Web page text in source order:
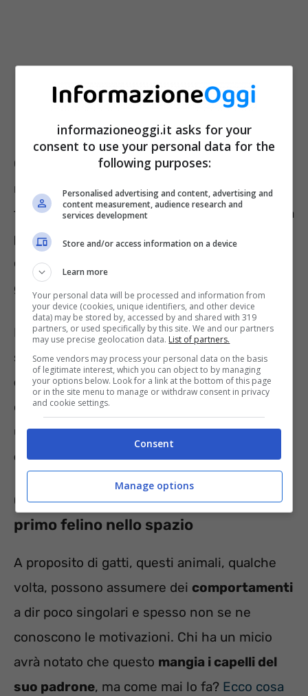
Chi ha un micio in casa avrà sicuramente
notato che questo animaledormedavvero
tanto, infatti, il gatto trascorre ben il
settanta
per centodella sua vita dormendo. Di
conseguenza, il felino dorme, nell’intera
giornata, dalle tredici alle sedici ore.
E che dire della lorovelocità? Si sarà
sicuramente notato quanto ilfelino
domesticopossa correre veloce, in realtà
questo animale può arrivare a raggiungere
una velocità che si attesta intorno ai
cinquanta chilometri orari.
Gatti, l’inventore della gattaiola e il
primo felino nello spazio
A proposito di gatti, questi animali, qualche
volta, possono assumere dei comportamenti
a dir poco singolari e spesso non se ne
conoscono le motivazioni. Chi ha un micio
avrà notato che questo mangia i capelli del
suo padrone, ma come mai lo fa? Ecco cosa
informazioneoggi.it asks for your
consent to use your personal data for the
following purposes:
Personalised advertising and content, advertising and
content measurement, audience research and
services development
Store and/or access information on a device
Learn more
Your personal data will be processed and information from
your device (cookies, unique identifiers, and other device
data) may be stored by, accessed by and shared with 319
partners, or used specifically by this site. We and our partners
may use precise geolocation data. List of partners.
Some vendors may process your personal data on the basis
of legitimate interest, which you can object to by managing
your options below. Look for a link at the bottom of this page
or in the site menu to manage or withdraw consent in privacy
and cookie settings.
Consent
Manage options